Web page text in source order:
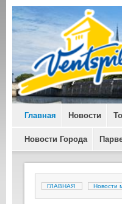
Главная Новости
Новости Города
ГЛАВНАЯ Новости